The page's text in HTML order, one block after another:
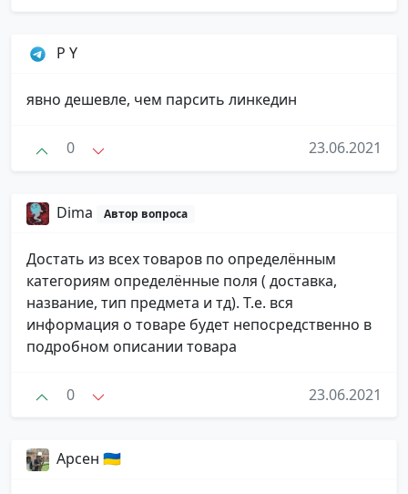
P Y
явно дешевле, чем парсить линкедин
0 23.06.2021
Dima Автор вопроса
Достать из всех товаров по определённым
категориям определённые поля ( доставка,
название, тип предмета и тд). Т.е. вся
информация о товаре будет непосредственно в
подробном описании товара
0 23.06.2021
Арсен 🇺🇦